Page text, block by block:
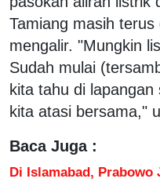
Tamiang masih
mengalir. "Mungkin
Sudah mulai
kita tahu di
kita atasi bersama,"
Baca Juga :
Di Islamabad, Prabowo